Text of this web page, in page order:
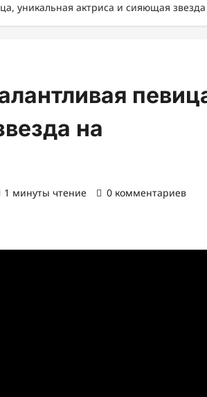
уникальная актриса и сияющая
на
1 минуты чтение 0 комментариев